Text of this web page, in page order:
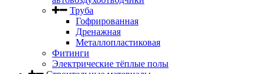
Труба
Гофрированная
Дренажная
Металлопластиковая
Фитинги
Электрические тёплые полы